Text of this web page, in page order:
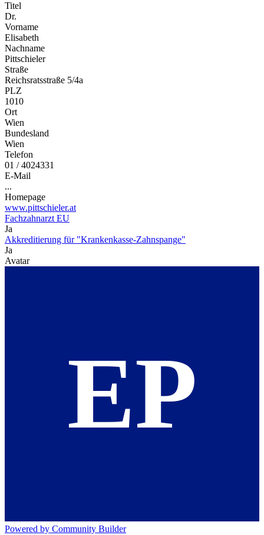
Titel
Dr.
Vorname
Elisabeth
Nachname
Pittschieler
Straße
Reichsratsstraße 5/4a
PLZ
1010
Ort
Wien
Bundesland
Wien
Telefon
01 / 4024331
E-Mail
...
Homepage
www.pittschieler.at
Fachzahnarzt EU
Ja
Akkreditierung für "Krankenkasse-Zahnspange"
Ja
Avatar
EP
Powered by Community Builder